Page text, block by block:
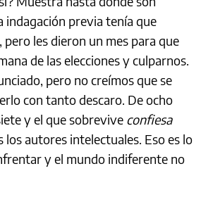
indagación previa tenía que
pero les dieron un mes para que
de las elecciones y culparnos.
pero no creímos que se
con tanto descaro. De ocho
y el que sobrevive confiesa
autores intelectuales. Eso es lo
y el mundo indiferente no